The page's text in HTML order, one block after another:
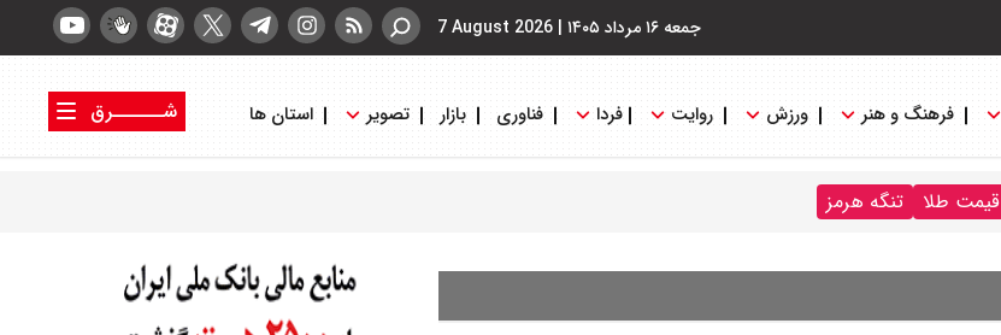
جمعه ۱۶ مرداد ۱۴۰۵ |
7 August 2026
فرهنگ و هنر ورزش روایت فردا فناوری بازار تصویر استان ها
شــــــرق
قیمت طلا تنگه هرمز